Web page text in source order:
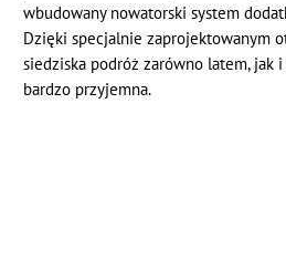
wbudowany nowatorski system
Dzięki specjalnie zaprojektowanym
siedziska podróż zarówno latem, jak
bardzo przyjemna.